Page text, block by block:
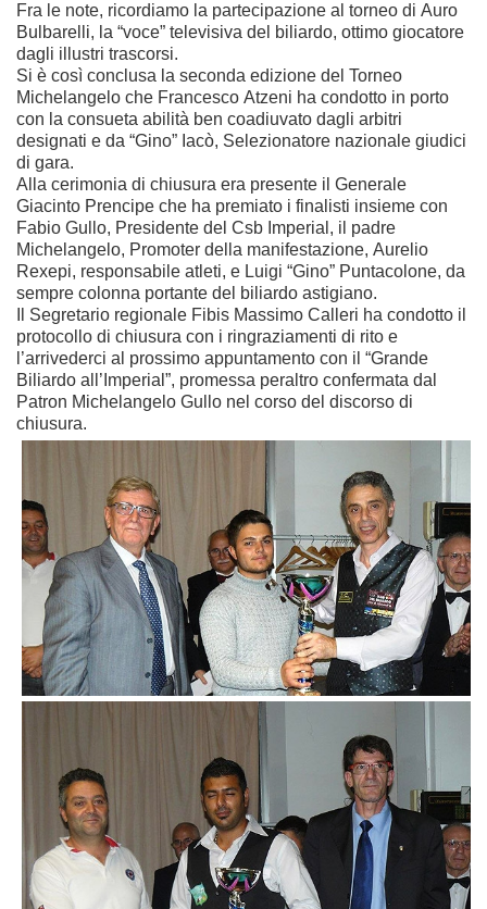
Fra le note, ricordiamo la partecipazione al torneo di Auro
Bulbarelli, la “voce” televisiva del biliardo, ottimo giocatore
dagli illustri trascorsi.
Si è così conclusa la seconda edizione del Torneo
Michelangelo che Francesco Atzeni ha condotto in porto
con la consueta abilità ben coadiuvato dagli arbitri
designati e da “Gino” Iacò, Selezionatore nazionale giudici
di gara.
Alla cerimonia di chiusura era presente il Generale
Giacinto Prencipe che ha premiato i finalisti insieme con
Fabio Gullo, Presidente del Csb Imperial, il padre
Michelangelo, Promoter della manifestazione, Aurelio
Rexepi, responsabile atleti, e Luigi “Gino” Puntacolone, da
sempre colonna portante del biliardo astigiano.
Il Segretario regionale Fibis Massimo Calleri ha condotto il
protocollo di chiusura con i ringraziamenti di rito e
l’arrivederci al prossimo appuntamento con il “Grande
Biliardo all’Imperial”, promessa peraltro confermata dal
Patron Michelangelo Gullo nel corso del discorso di
chiusura.